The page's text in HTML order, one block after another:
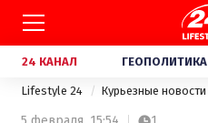
24 КАНАЛ ГЕОПОЛИТИКА
Lifestyle 24 Курьезные новости